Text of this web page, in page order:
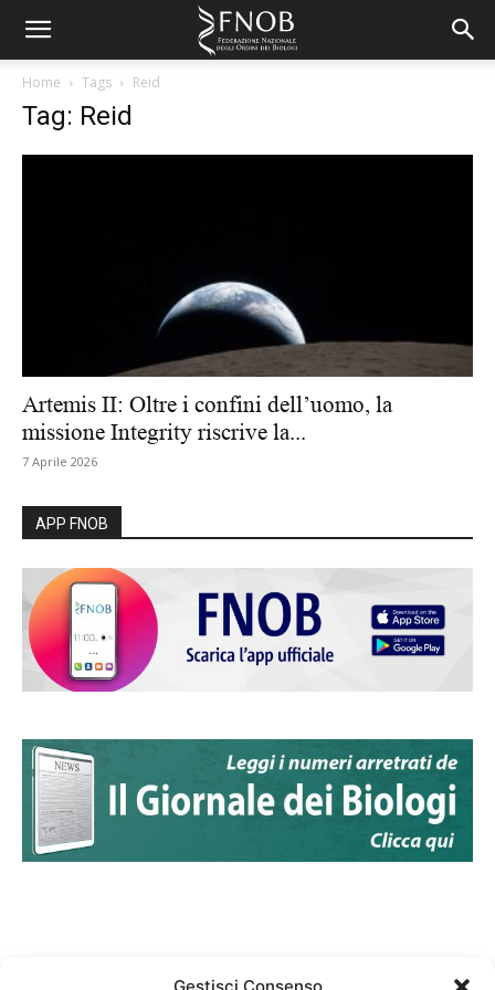
Home Tags Reid
Tag: Reid
Artemis II: Oltre i confini dell’uomo, la
missione Integrity riscrive la...
7 Aprile 2026
APP FNOB